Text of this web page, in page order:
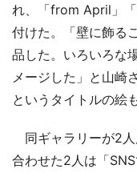
れ、「from April」
付けた。「壁に飾る
品した。いろいろな
メージした」と山崎
というタイトルの絵
同ギャラリーが2人
合わせた2人は「